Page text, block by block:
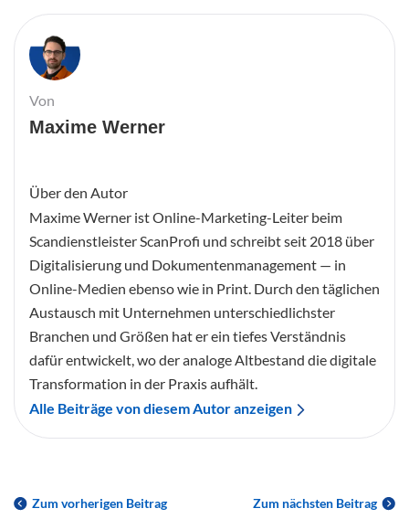
Von
Maxime Werner
Über den Autor
Maxime Werner ist Online-Marketing-Leiter beim
Scandienstleister ScanProfi und schreibt seit 2018 über
Digitalisierung und Dokumentenmanagement — in
Online-Medien ebenso wie in Print. Durch den täglichen
Austausch mit Unternehmen unterschiedlichster
Branchen und Größen hat er ein tiefes Verständnis
dafür entwickelt, wo der analoge Altbestand die digitale
Transformation in der Praxis aufhält.
Alle Beiträge von diesem Autor anzeigen
Zum vorherigen Beitrag Zum nächsten Beitrag